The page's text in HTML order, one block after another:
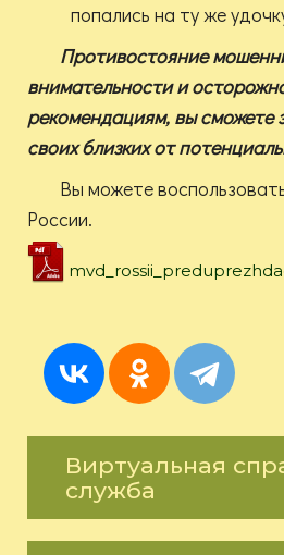
попались на ту же
Противостояние
внимательности и
рекомендациям, вы сможете
своих близких от
Вы можете
России.
Виртуальная
служба